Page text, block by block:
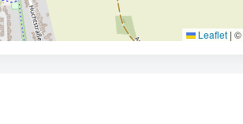
Leaflet | ©